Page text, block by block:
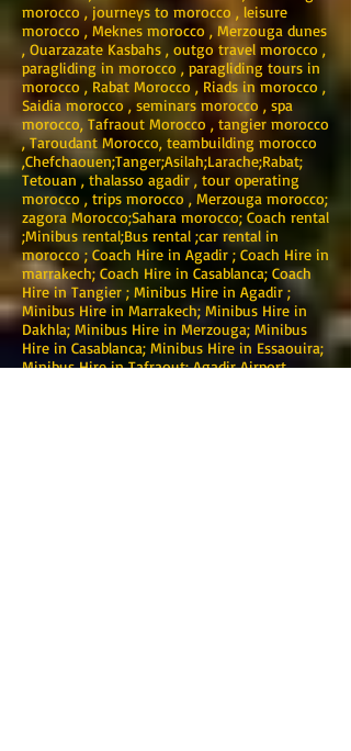
morocco , journeys to morocco , leisure
morocco , Meknes morocco , Merzouga dunes
, Ouarzazate Kasbahs , outgo travel morocco ,
paragliding in morocco , paragliding tours in
morocco , Rabat Morocco , Riads in morocco ,
Saidia morocco , seminars morocco , spa
morocco, Tafraout Morocco , tangier morocco
, Taroudant Morocco, teambuilding morocco
,Chefchaouen;Tanger;Asilah;Larache;Rabat;
Tetouan , thalasso agadir , tour operating
morocco , trips morocco , Merzouga morocco;
zagora Morocco;Sahara morocco; Coach rental
;Minibus rental;Bus rental ;car rental in
morocco ; Coach Hire in Agadir ; Coach Hire in
marrakech; Coach Hire in Casablanca; Coach
Hire in Tangier ; Minibus Hire in Agadir ;
Minibus Hire in Marrakech; Minibus Hire in
Dakhla; Minibus Hire in Merzouga; Minibus
Hire in Casablanca; Minibus Hire in Essaouira;
Minibus Hire in Tafraout; Agadir Airport